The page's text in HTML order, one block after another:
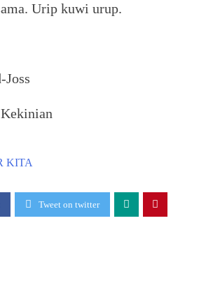
Urip kuwi urup.
Joss
KITA
Tweet on twitter